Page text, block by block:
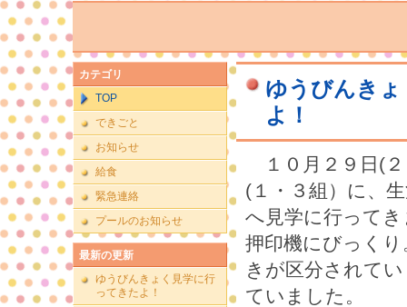
カテゴリ
TOP
できごと
お知らせ
給食
緊急連絡
プールのお知らせ
最新の更新
ゆうびんきょく見学に行
ってきたよ！
ゆうびんき
よ！
１０月２９日(２
(１・３組）に、
へ見学に行って
押印機にびっく
きが区分されて
ていました。